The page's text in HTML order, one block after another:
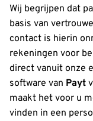
Wij begrijpen dat
basis van
contact is hierin
rekeningen voor
direct vanuit onze
software van Payt
maakt het voor u
vinden in een